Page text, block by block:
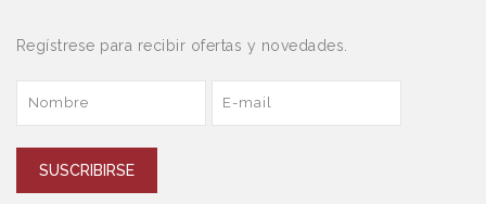
Regístrese para recibir ofertas y novedades.
SUSCRIBIRSE